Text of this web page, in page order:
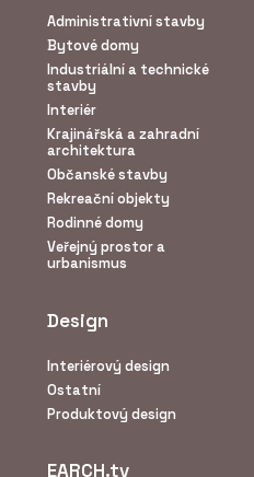
Administrativní stavby
Bytové domy
Industriální a technické
stavby
Interiér
Krajinářská a zahradní
architektura
Občanské stavby
Rekreační objekty
Rodinné domy
Veřejný prostor a
urbanismus
Design
Interiérový design
Ostatní
Produktový design
EARCH.tv